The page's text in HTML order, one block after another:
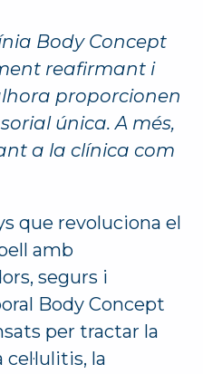
Body Concept
reafirmant i
proporcionen
única. A més,
a la clínica com
que revoluciona el
amb
segurs i
Body Concept
per tractar la
la